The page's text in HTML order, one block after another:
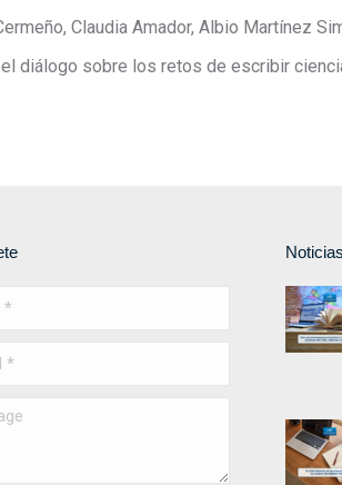
Claudia Amador, Albio Martínez
diálogo sobre los retos de escribir